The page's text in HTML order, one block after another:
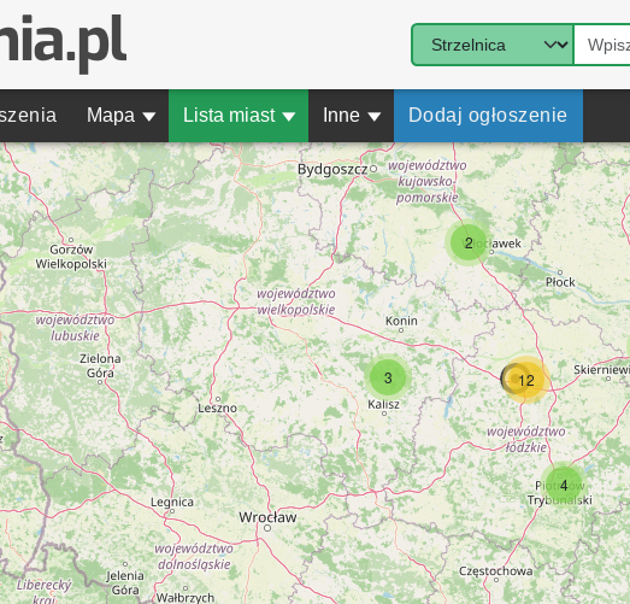
Mapa ▾ Lista miast ▾ Inne ▾ Dodaj ogłoszenie
2
3
4
12